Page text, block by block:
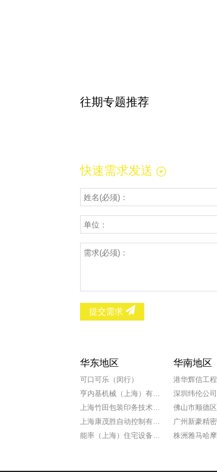
往期专题推荐
快速需求发送
提交需求
华东地区 华南地区
可口可乐（闵行）
亨内基机械（上海）有限公司
上海竹田包装印务技术有限公司
上海康茂胜自动控制有限公司
能率（上海）住宅设备有限公司
深圳纬伦公司